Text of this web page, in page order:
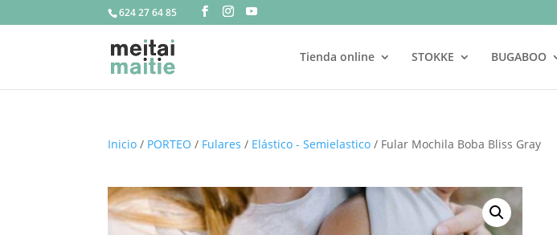
624 27 64 85
Tienda online STOKKE BUGABOO
Inicio / PORTEO / Fulares / Elástico - Semielastico / Fular Mochila Boba Bliss Gray